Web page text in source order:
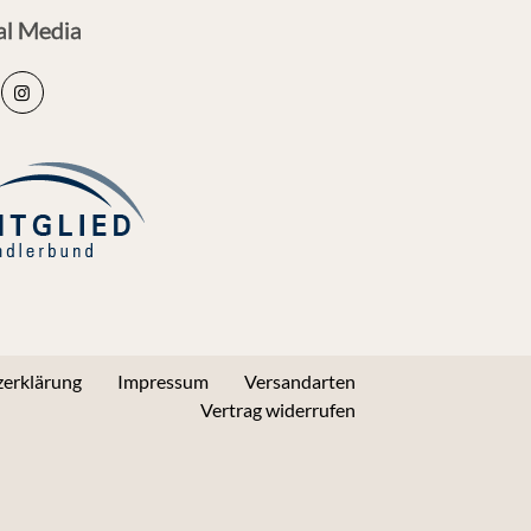
Media
Impressum
Versandarten
Vertrag widerrufen